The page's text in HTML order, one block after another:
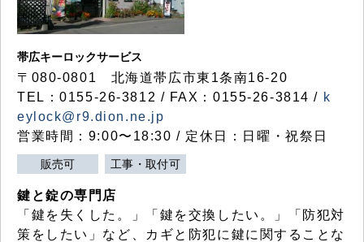
帯広キーロックサービス
〒080-0801 北海道帯広市東1条南16-20
TEL：0155-26-3812 / FAX：0155-26-3814 / k
eylock@r9.dion.ne.jp
営業時間：9:00〜18:30 / 定休日：日曜・祝祭日
販売可 工事・取付可
鍵と錠の専門店
「鍵を失くした。」「鍵を交換したい。」「防犯対
策をしたい」など、カギと防犯に鍵に関することな